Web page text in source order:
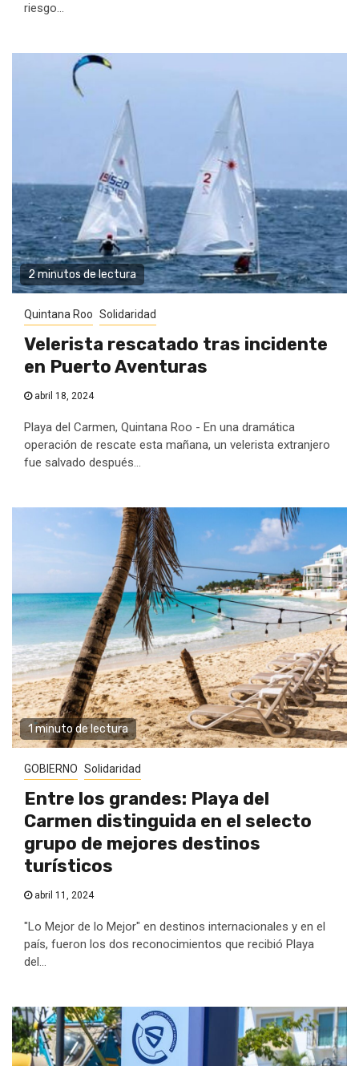
riesgo...
2 minutos de lectura
Quintana Roo Solidaridad
Velerista rescatado tras incidente
en Puerto Aventuras
abril 18, 2024
Playa del Carmen, Quintana Roo - En una dramática
operación de rescate esta mañana, un velerista extranjero
fue salvado después...
1 minuto de lectura
GOBIERNO Solidaridad
Entre los grandes: Playa del
Carmen distinguida en el selecto
grupo de mejores destinos
turísticos
abril 11, 2024
"Lo Mejor de lo Mejor" en destinos internacionales y en el
país, fueron los dos reconocimientos que recibió Playa
del...